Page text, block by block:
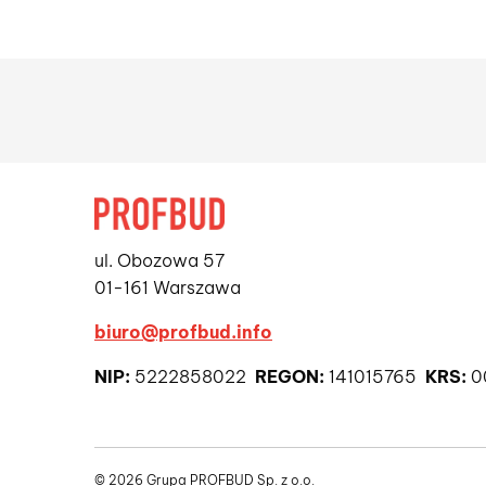
ul. Obozowa 57
01-161 Warszawa
biuro@profbud.info
NIP: 5222858022 REGON: 141015765 KRS:
© 2026 Grupa PROFBUD Sp. z o.o.